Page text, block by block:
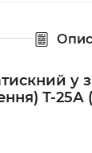
Опис
у
Т-25А